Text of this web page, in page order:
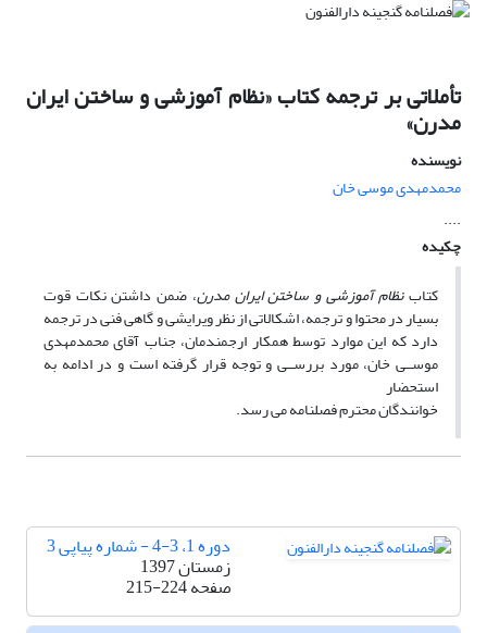
تأملاتی بر ترجمه کتاب «نظام آموزشی و ساختن ایران
مدرن»
نویسنده
محمدمهدی موسی خان
....
چکیده
کتابنظام آموزشی و ساختن ایران مدرن، ضمن داشتن نکات قوت
بسیار در محتوا و ترجمه، اشکالاتی از نظر ویرایشی و گاهی فنی در ترجمه
دارد که این موارد توسط همکار ارجمندمان، جناب آقای محمدمهدی
موســی خان، مورد بررســی و توجه قرار گرفته است و در ادامه به
استحضار
خوانندگان محترم فصلنامه می رسد.
دوره 1، 3-4 - شماره پیاپی 3
زمستان 1397
صفحه215-224